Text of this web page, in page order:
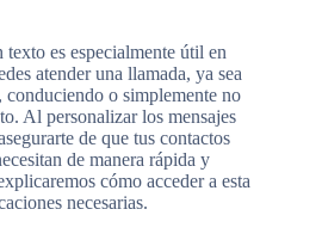
es especialmente útil en
atender una llamada, ya sea
conduciendo o simplemente no
Al personalizar los mensajes
de que tus contactos
de manera rápida y
cómo acceder a esta
necesarias.